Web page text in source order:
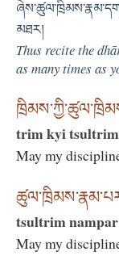
མཐར།
Thus recite the
as many times as
trim kyi
May my
tsultrim
May my